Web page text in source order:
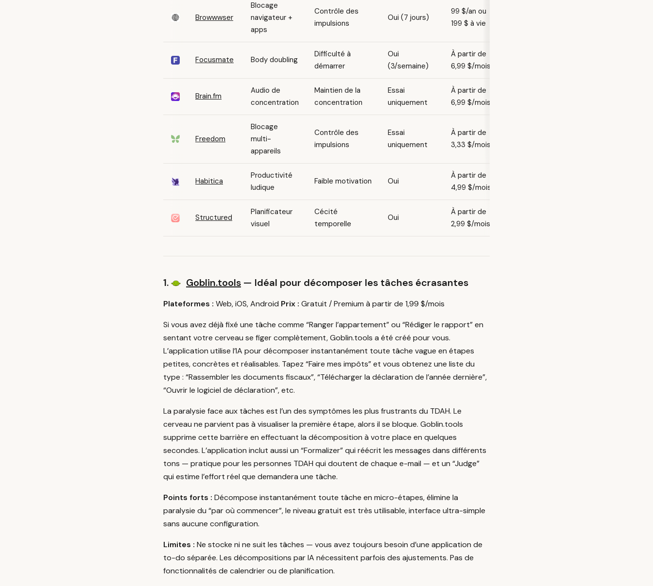
Browwwser
Blocage
navigateur +
apps
Contrôle des
impulsions
Oui (7 jours)
99 $/an ou
199 $ à vie
Focusmate Body doubling
Difficulté à
démarrer
Oui
(3/semaine)
À partir de
6,99 $/mois
Brain.fm
Audio de
concentration
Maintien de la
concentration
Essai
uniquement
À partir de
6,99 $/mois
Freedom
Blocage
multi-
appareils
Contrôle des
impulsions
Essai
uniquement
À partir de
3,33 $/mois
Habitica
Productivité
ludique
Faible motivation Oui
À partir de
4,99 $/mois
Structured
Planificateur
visuel
Cécité
temporelle
Oui
À partir de
2,99 $/mois
1. Goblin.tools — Idéal pour décomposer les tâches écrasantes
Plateformes : Web, iOS, Android Prix : Gratuit / Premium à partir de 1,99 $/mois
Si vous avez déjà fixé une tâche comme “Ranger l’appartement” ou “Rédiger le rapport” en
sentant votre cerveau se figer complètement, Goblin.tools a été créé pour vous.
L’application utilise l’IA pour décomposer instantanément toute tâche vague en étapes
petites, concrètes et réalisables. Tapez “Faire mes impôts” et vous obtenez une liste du
type : “Rassembler les documents fiscaux”, “Télécharger la déclaration de l’année dernière”,
“Ouvrir le logiciel de déclaration”, etc.
La paralysie face aux tâches est l’un des symptômes les plus frustrants du TDAH. Le
cerveau ne parvient pas à visualiser la première étape, alors il se bloque. Goblin.tools
supprime cette barrière en effectuant la décomposition à votre place en quelques
secondes. L’application inclut aussi un “Formalizer” qui réécrit les messages dans différents
tons — pratique pour les personnes TDAH qui doutent de chaque e-mail — et un “Judge”
qui estime l’effort réel que demandera une tâche.
Points forts : Décompose instantanément toute tâche en micro-étapes, élimine la
paralysie du “par où commencer”, le niveau gratuit est très utilisable, interface ultra-simple
sans aucune configuration.
Limites : Ne stocke ni ne suit les tâches — vous avez toujours besoin d’une application de
to-do séparée. Les décompositions par IA nécessitent parfois des ajustements. Pas de
fonctionnalités de calendrier ou de planification.